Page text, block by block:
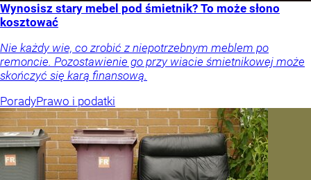
Wynosisz stary mebel pod śmietnik? To może słono
kosztować
Nie każdy wie, co zrobić z niepotrzebnym meblem po
remoncie. Pozostawienie go przy wiacie śmietnikowej może
skończyć się karą finansową.
PoradyPrawo i podatki